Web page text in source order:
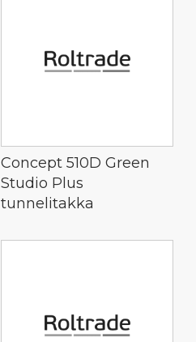
Concept 510D Green
Studio Plus
tunnelitakka